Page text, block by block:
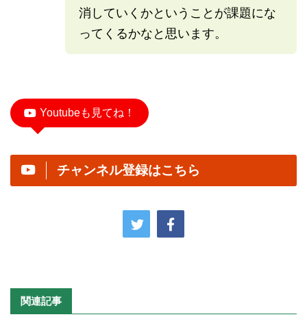
消していくかということが課題にな
ってくるかなと思います。
Youtubeも見てね！
チャンネル登録はこちら
関連記事